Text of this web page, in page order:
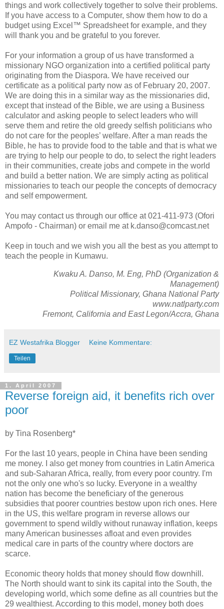
things and work collectively together to solve their problems.
If you have access to a Computer, show them how to do a
budget using Excel™ Spreadsheet for example, and they
will thank you and be grateful to you forever.
For your information a group of us have transformed a
missionary NGO organization into a certified political party
originating from the Diaspora. We have received our
certificate as a political party now as of February 20, 2007.
We are doing this in a similar way as the missionaries did,
except that instead of the Bible, we are using a Business
calculator and asking people to select leaders who will
serve them and retire the old greedy selfish politicians who
do not care for the peoples’ welfare. After a man reads the
Bible, he has to provide food to the table and that is what we
are trying to help our people to do, to select the right leaders
in their communities, create jobs and compete in the world
and build a better nation. We are simply acting as political
missionaries to teach our people the concepts of democracy
and self empowerment.
You may contact us through our office at 021-411-973 (Ofori
Ampofo - Chairman) or email me at k.danso@comcast.net
Keep in touch and we wish you all the best as you attempt to
teach the people in Kumawu.
Kwaku A. Danso, M. Eng, PhD (Organization &
Management)
Political Missionary, Ghana National Party
www.natlparty.com
Fremont, California and East Legon/Accra, Ghana
EZ Westafrika Blogger Keine Kommentare:
Teilen
1. April 2007
Reverse foreign aid, it benefits rich over
poor
by Tina Rosenberg*
For the last 10 years, people in China have been sending
me money. I also get money from countries in Latin America
and sub-Saharan Africa, really, from every poor country. I'm
not the only one who's so lucky. Everyone in a wealthy
nation has become the beneficiary of the generous
subsidies that poorer countries bestow upon rich ones. Here
in the US, this welfare program in reverse allows our
government to spend wildly without runaway inflation, keeps
many American businesses afloat and even provides
medical care in parts of the country where doctors are
scarce.
Economic theory holds that money should flow downhill.
The North should want to sink its capital into the South, the
developing world, which some define as all countries but the
29 wealthiest. According to this model, money both does